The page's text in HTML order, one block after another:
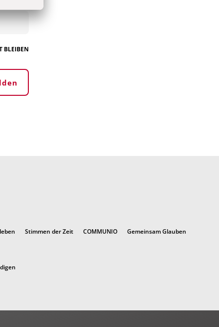
BLEIBEN
Stimmen der Zeit COMMUNIO Gemeinsam Glauben